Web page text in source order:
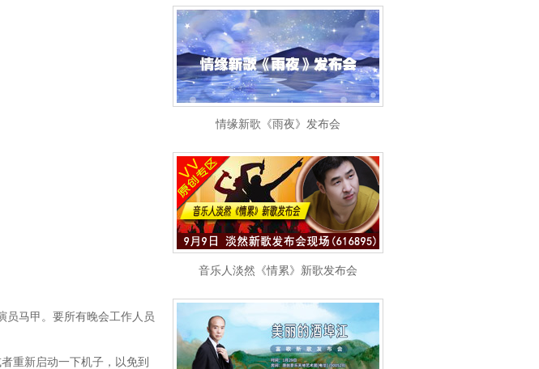
员马甲。要所有晚会工作人员
重新启动一下机子，以免到
情缘新歌《雨夜》发布会
音乐人淡然《情累》新歌发布会